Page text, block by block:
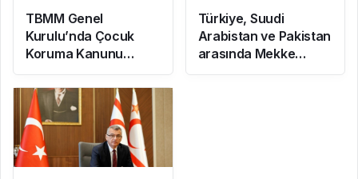
TBMM Genel
Kurulu’nda Çocuk
Koruma Kanunu
teklifinde yeni
maddeler kabul edildi
Türkiye, Suudi
Arabistan ve Pakistan
arasında Mekke
Ortak Savunma